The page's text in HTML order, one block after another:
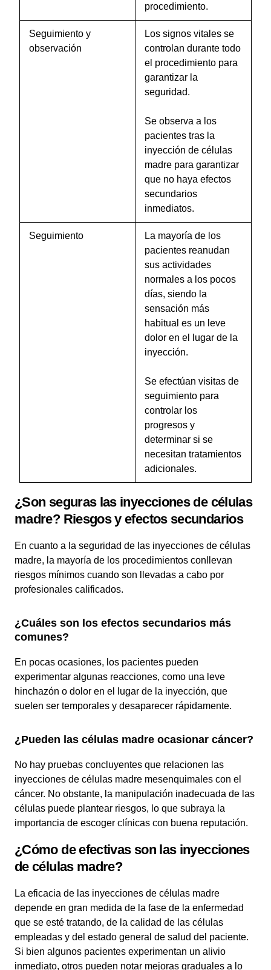
procedimiento.
Seguimiento y
observación
Los signos vitales se
controlan durante todo
el procedimiento para
garantizar la
seguridad.
Se observa a los
pacientes tras la
inyección de células
madre para garantizar
que no haya efectos
secundarios
inmediatos.
Seguimiento
La mayoría de los
pacientes reanudan
sus actividades
normales a los pocos
días, siendo la
sensación más
habitual es un leve
dolor en el lugar de la
inyección.
Se efectúan visitas de
seguimiento para
controlar los
progresos y
determinar si se
necesitan tratamientos
adicionales.
¿Son seguras las inyecciones de células
madre? Riesgos y efectos secundarios
En cuanto a la seguridad de las inyecciones de células
madre, la mayoría de los procedimientos conllevan
riesgos mínimos cuando son llevadas a cabo por
profesionales calificados.
¿Cuáles son los efectos secundarios más
comunes?
En pocas ocasiones, los pacientes pueden
experimentar algunas reacciones, como una leve
hinchazón o dolor en el lugar de la inyección, que
suelen ser temporales y desaparecer rápidamente.
¿Pueden las células madre ocasionar cáncer?
No hay pruebas concluyentes que relacionen las
inyecciones de células madre mesenquimales con el
cáncer. No obstante, la manipulación inadecuada de las
células puede plantear riesgos, lo que subraya la
importancia de escoger clínicas con buena reputación.
¿Cómo de efectivas son las inyecciones
de células madre?
La eficacia de las inyecciones de células madre
depende en gran medida de la fase de la enfermedad
que se esté tratando, de la calidad de las células
empleadas y del estado general de salud del paciente.
Si bien algunos pacientes experimentan un alivio
inmediato, otros pueden notar mejoras graduales a lo